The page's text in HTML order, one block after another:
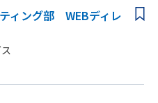
交わし、会社の「大義名分（パーパ
ィング部 WEBディレ